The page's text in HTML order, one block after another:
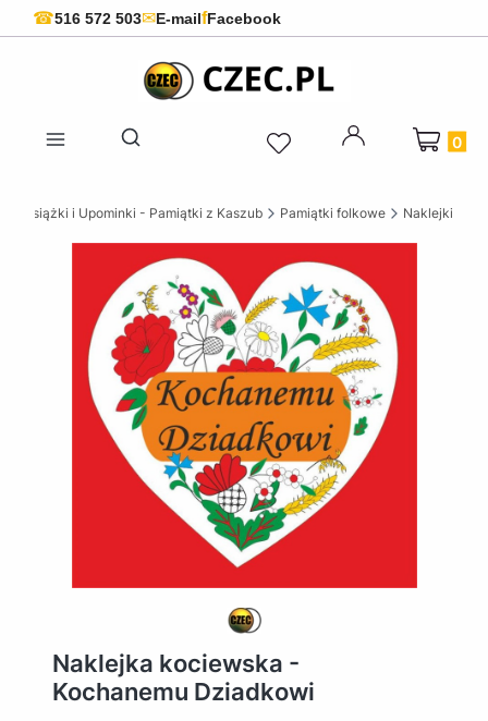
☎516 572 503✉E-mailfFacebook
Otwórz wyszukiwarkę
Produkty
Książki i Upominki - Pamiątki z Kaszub Pamiątki folkowe Naklejki
Naklejka kociewska -
Kochanemu Dziadkowi